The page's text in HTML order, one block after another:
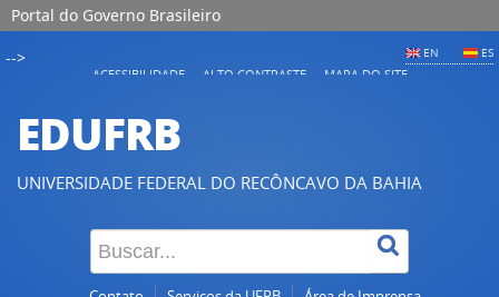
Portal do Governo Brasileiro
EN ES
-->
ACESSIBILIDADE ALTO CONTRASTE MAPA DO SITE
EDUFRB
UNIVERSIDADE FEDERAL DO RECÔNCAVO DA BAHIA